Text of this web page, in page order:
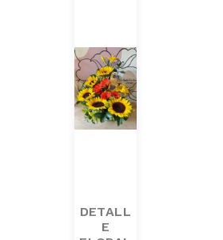
DETALL
E